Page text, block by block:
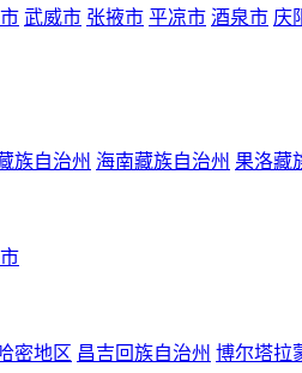
武威市 张掖市 平凉市 酒泉市 庆
族自治州 海南藏族自治州 果洛藏
密地区 昌吉回族自治州 博尔塔拉